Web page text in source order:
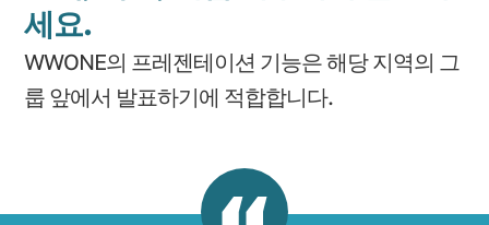
세요.
WWONE의 프레젠테이션 기능은 해당 지역의 그
룹 앞에서 발표하기에 적합합니다.